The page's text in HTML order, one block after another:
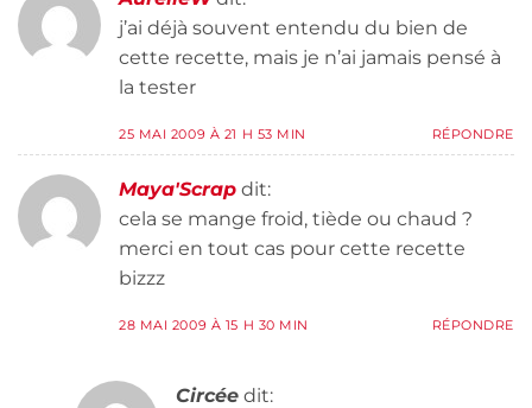
j’ai déjà souvent entendu du bien de
cette recette, mais je n’ai jamais pensé à
la tester
25 MAI 2009 À 21 H 53 MIN RÉPONDRE
Maya'Scrap dit:
cela se mange froid, tiède ou chaud ?
merci en tout cas pour cette recette
bizzz
28 MAI 2009 À 15 H 30 MIN RÉPONDRE
Circée dit: